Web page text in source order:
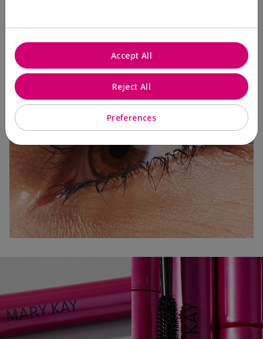
3 Capas
Preferences
Reject All
Accept All